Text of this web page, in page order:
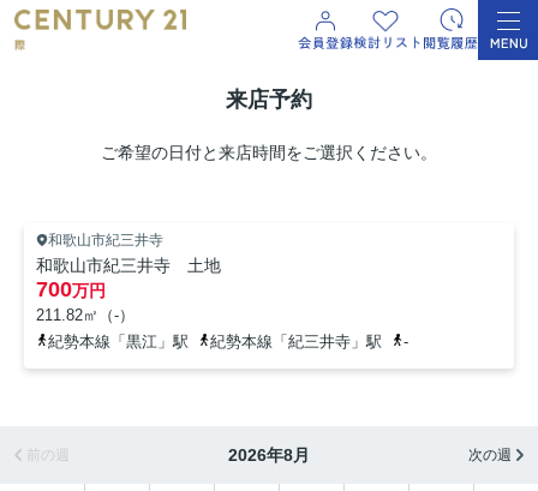
来店予約
ご希望の日付と来店時間をご選択ください。
和歌山市紀三井寺
和歌山市紀三井寺 土地
700万円
211.82㎡（-）
紀勢本線「黒江」駅
紀勢本線「紀三井寺」駅 -
前の週 2026年8月 次の週